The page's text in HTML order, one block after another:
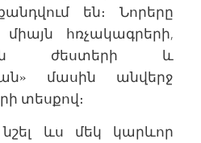
են։ Նորերը
միայն հռչակագրերի,
ժեստերի և
մասին անվերջ
տեսքով։
ևս մեկ կարևոր